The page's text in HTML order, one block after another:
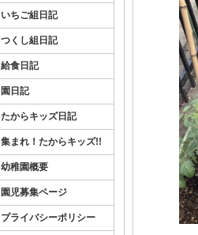
いちご組日記
つくし組日記
給食日記
園日記
たからキッズ日記
集まれ！たからキッズ!!
幼稚園概要
園児募集ページ
プライバシーポリシー